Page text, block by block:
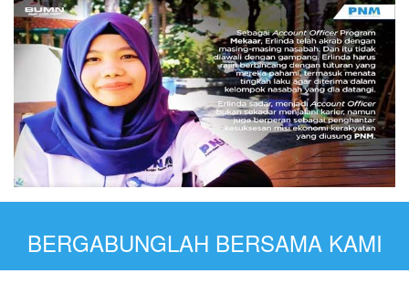
BERGABUNGLAH BERSAMA KAMI